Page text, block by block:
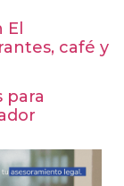
café y
para